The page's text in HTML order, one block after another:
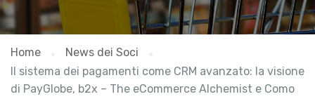
Home
News dei Soci
Il sistema dei pagamenti come CRM avanzato: la visione
di PayGlobe, b2x – The eCommerce Alchemist e Como